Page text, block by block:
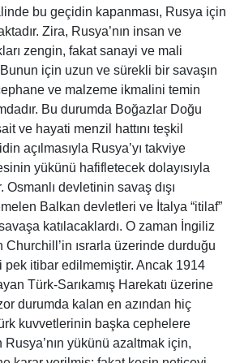
bu geçidin kapanması, Rusya için
Zira, Rusya’nın insan ve
zengin, fakat sanayi ve mali
Bunun için uzun ve sürekli bir savaşın
ve malzeme ikmalini temin
Bu durumda Boğazlar Doğu
ve hayati menzil hattını teşkil
açılmasıyla Rusya’yı takviye
yükünü hafifletecek dolayısıyla
Osmanlı devletinin savaş dışı
Balkan devletleri ve İtalya “itilaf”
katılacaklardı. O zaman İngiliz
Churchill’in ısrarla üzerinde durduğu
pek itibar edilmemiştir. Ancak 1914
Türk-Sarıkamış Harekatı üzerine
durumda kalan en azından hiç
kuvvetlerinin başka cephelere
yükünü azaltmak için,